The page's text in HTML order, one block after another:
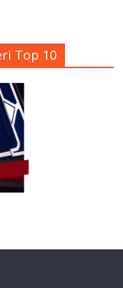
Top 10